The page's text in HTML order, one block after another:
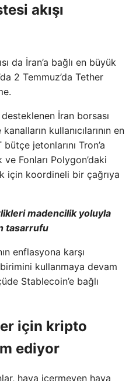
akışı
da İran’a bağlı en büyük
2 Temmuz’da Tether
İran borsası
kullanıcılarının en
jetonlarını Tron’a
Fonları Polygon’daki
için koordineli bir çağrıya
madencilik yoluyla
tasarrufu
enflasyona karşı
kullanmaya devam
Stablecoin’e bağlı
için kripto
ediyor
hava içermeyen hava